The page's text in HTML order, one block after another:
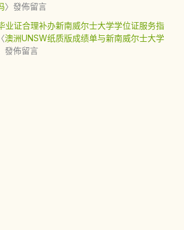
〉發佈留言
业证合理补办新南威尔士大学学位证服务指
澳洲UNSW纸质版成绩单与新南威尔士大学
發佈留言